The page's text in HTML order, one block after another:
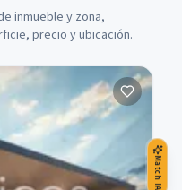
Match IA
inmueble y zona,
precio y ubicación.